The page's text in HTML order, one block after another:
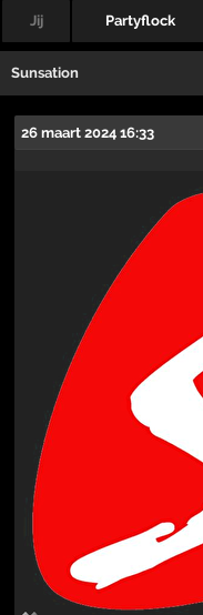
Jij Partyflock
Sunsation
26 maart 2024 16:33